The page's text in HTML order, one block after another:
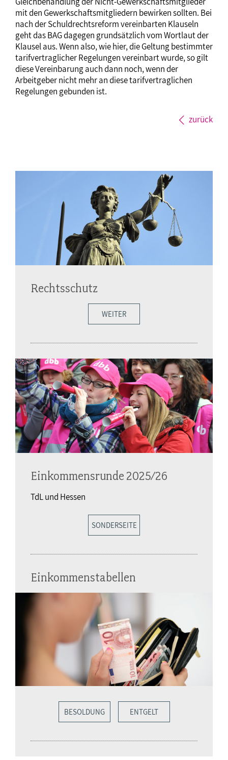
mit den Gewerkschaftsmitgliedern bewirken sollten. Bei
nach der Schuldrechtsreform vereinbarten Klauseln
geht das BAG dagegen grundsätzlich vom Wortlaut der
Klausel aus. Wenn also, wie hier, die Geltung bestimmter
tarifvertraglicher Regelungen vereinbart wurde, so gilt
diese Vereinbarung auch dann noch, wenn der
Arbeitgeber nicht mehr an diese tarifvertraglichen
Regelungen gebunden ist.
zurück
Rechtsschutz
WEITER
Einkommensrunde 2025/26
TdL und Hessen
SONDERSEITE
Einkommenstabellen
BESOLDUNG ENTGELT